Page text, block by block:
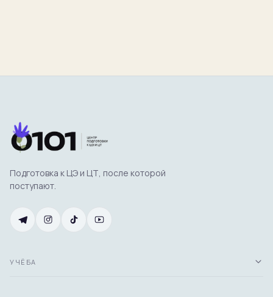
Подготовка к ЦЭ и ЦТ, после которой
поступают.
УЧЁБА